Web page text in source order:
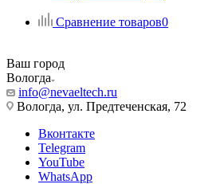
Сравнение товаров0
Ваш город
Вологда
info@nevaeltech.ru
Вологда, ул. Предтеченская, 72
Вконтакте
Telegram
YouTube
WhatsApp